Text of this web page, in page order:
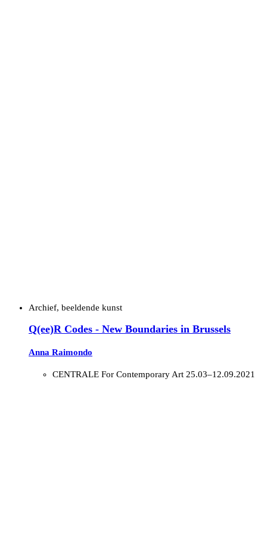
Archief, beeldende kunst
Q(ee)R Codes - New Boundaries in Brussels
Anna Raimondo
CENTRALE For Contemporary Art 25.03–12.09.2021